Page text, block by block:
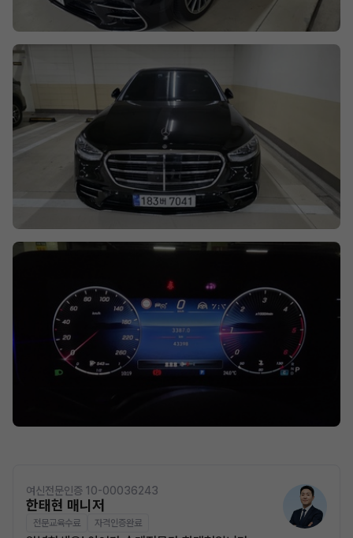
여신전문인증 10-00036243
한태현 매니저
전문교육수료 자격인증완료